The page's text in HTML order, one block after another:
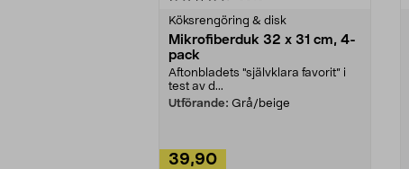
Köksrengöring & disk
Mikrofiberduk 32 x 31 cm, 4-
pack
Aftonbladets "självklara favorit” i
test av d...
Utförande: Grå/beige
39,90